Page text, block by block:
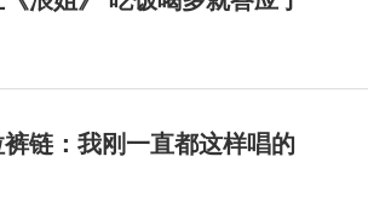
链：我刚一直都这样唱的